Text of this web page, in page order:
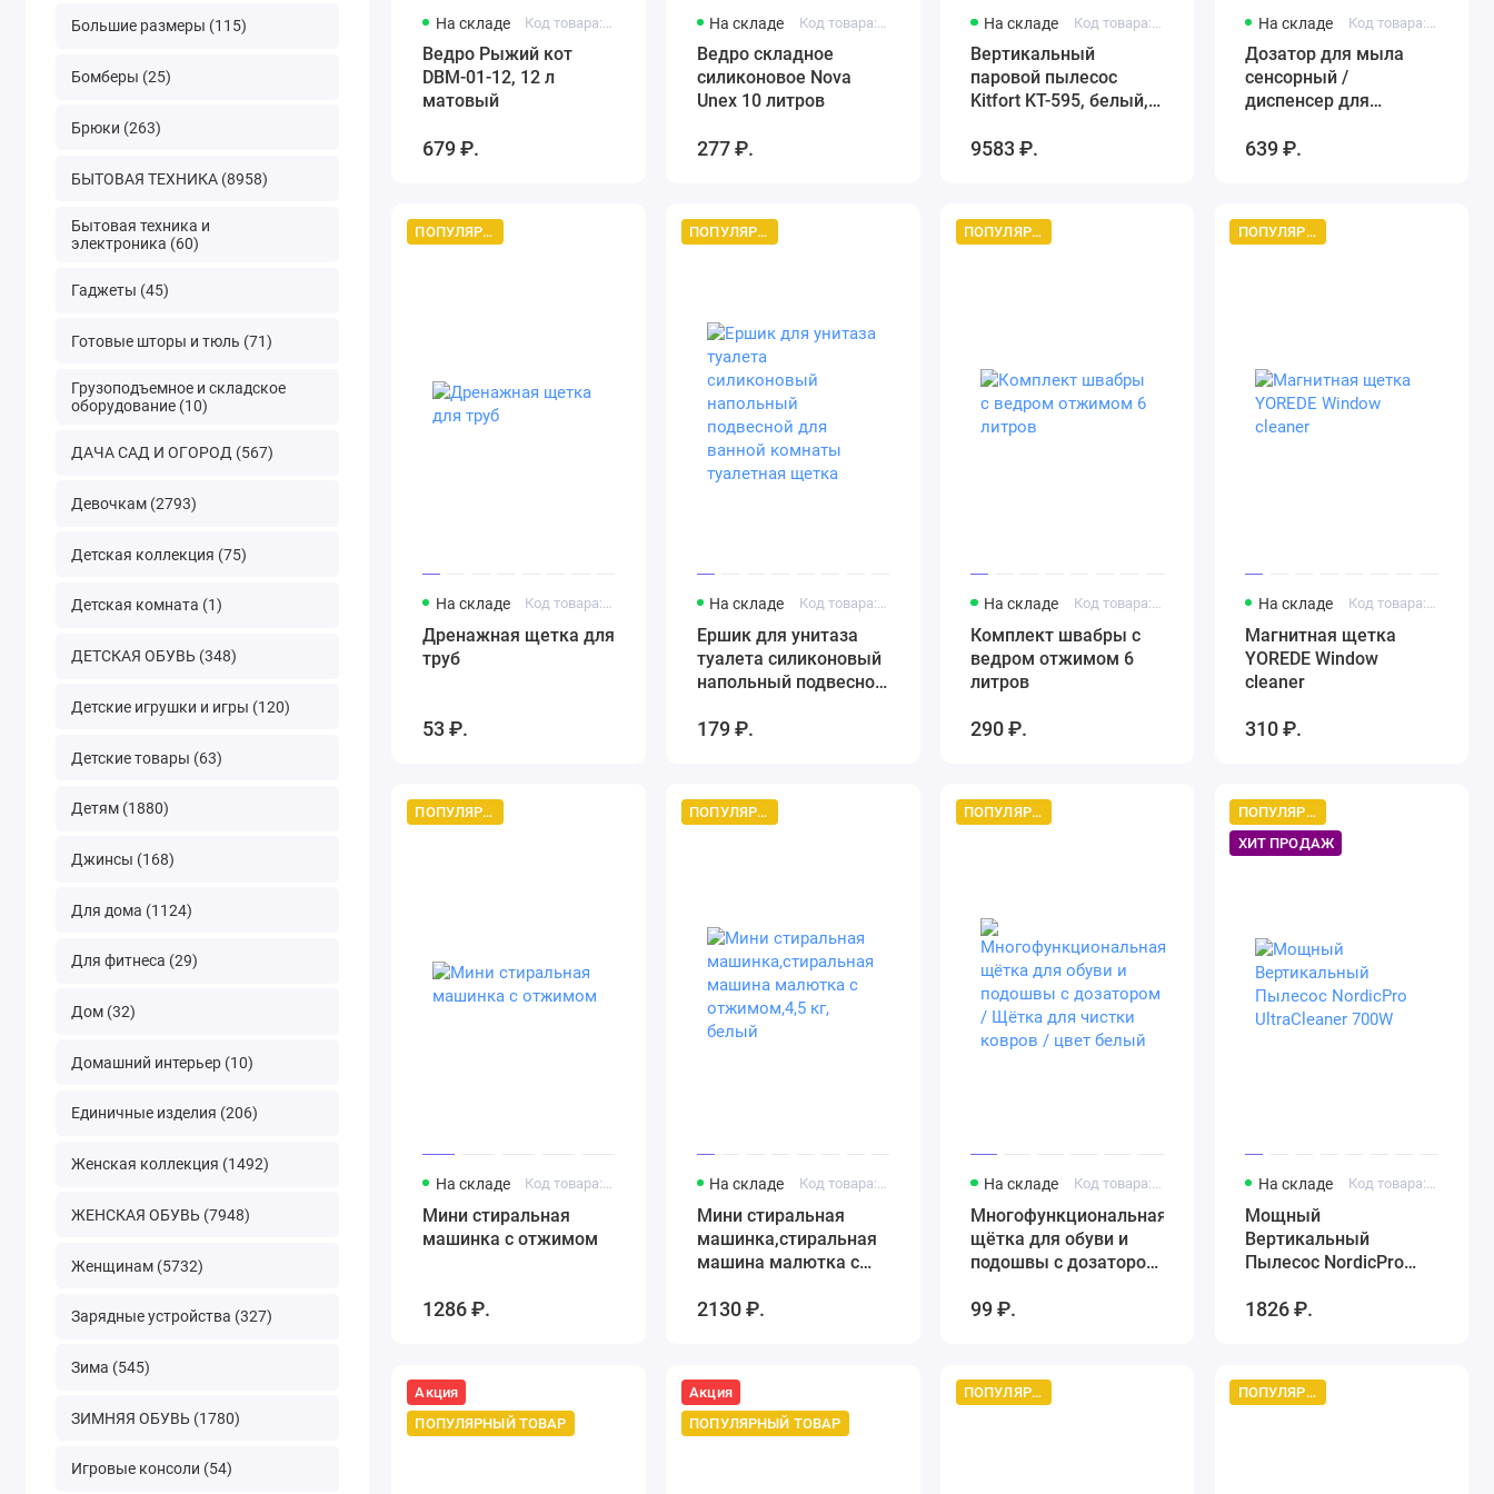
Большие размеры (115)
Бомберы (25)
Брюки (263)
БЫТОВАЯ ТЕХНИКА (8958)
Бытовая техника и
электроника (60)
Гаджеты (45)
Готовые шторы и тюль (71)
Грузоподъемное и складское
оборудование (10)
ДАЧА САД И ОГОРОД (567)
Девочкам (2793)
Детская коллекция (75)
Детская комната (1)
ДЕТСКАЯ ОБУВЬ (348)
Детские игрушки и игры (120)
Детские товары (63)
Детям (1880)
Джинсы (168)
Для дома (1124)
Для фитнеса (29)
Дом (32)
Домашний интерьер (10)
Единичные изделия (206)
Женская коллекция (1492)
ЖЕНСКАЯ ОБУВЬ (7948)
Женщинам (5732)
Зарядные устройства (327)
Зима (545)
ЗИМНЯЯ ОБУВЬ (1780)
Игровые консоли (54)
На складе Код товара: DBM-01-12
Ведро Рыжий кот
DBM-01-12, 12 л
матовый
679 ₽.
На складе Код товара: Артикул 736832313307
Ведро складное
силиконовое Nova
Unex 10 литров
277 ₽.
На складе Код товара: Kitfort KT-595-
Вертикальный
паровой пылесос
Kitfort KT-595, белый, 6
уборка, съёмный
уровня подачи пара
9583 ₽.
На складе Код товара: 1574363072
Дозатор для мыла
сенсорный /
диспенсер для
креплением, черный
639 ₽.
ПОПУЛЯРНЫЙ ТОВАР
На складе Код товара: Other001
Дренажная щетка для
труб
53 ₽.
ПОПУЛЯРНЫЙ ТОВАР
На складе Код товара: Ершик для унитаза туалета силиконовый
Ершик для унитаза
туалета силиконовый
напольный подвесной
туалетная щетка
179 ₽.
ПОПУЛЯРНЫЙ ТОВАР
На складе Код товара: Комплект швабры с ведром отжимом 6 литров
Комплект швабры с
ведром отжимом 6
литров
290 ₽.
ПОПУЛЯРНЫЙ ТОВАР
На складе Код товара: YOREDE
Магнитная щетка
YOREDE Window
cleaner
310 ₽.
ПОПУЛЯРНЫЙ ТОВАР
На складе Код товара: Артикул 1970759384
Мини стиральная
машинка с отжимом
1286 ₽.
ПОПУЛЯРНЫЙ ТОВАР
На складе Код товара: Артикул 1761346964
Мини стиральная
машинка,стиральная
машина малютка с
белый
2130 ₽.
ПОПУЛЯРНЫЙ ТОВАР
На складе Код товара: АРТ866767848
Многофункциональная
щётка для обуви и
подошвы с дозатором
ковров / цвет белый
99 ₽.
ПОПУЛЯРНЫЙ ТОВАР
ХИТ ПРОДАЖ
На складе Код товара: Артикул 1262262681
Мощный
Вертикальный
Пылесос NordicPro
1826 ₽.
Акция
ПОПУЛЯРНЫЙ ТОВАР
Акция
ПОПУЛЯРНЫЙ ТОВАР
ПОПУЛЯРНЫЙ ТОВАР ПОПУЛЯРНЫЙ ТОВАР